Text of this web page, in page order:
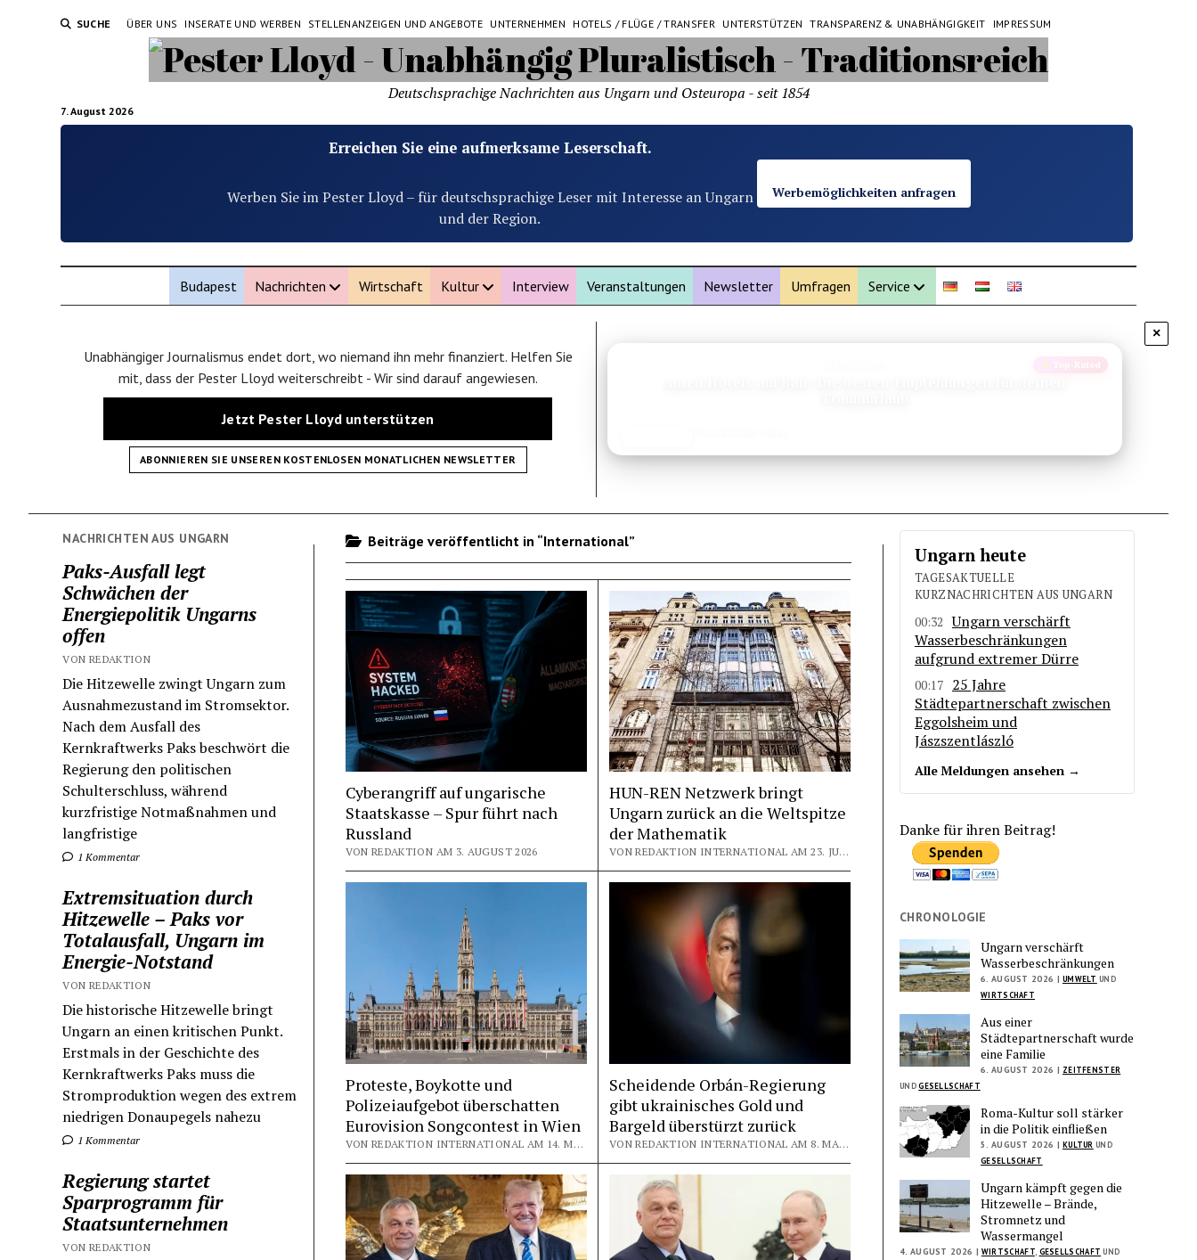
SUCHE ÜBER UNS INSERATE UND WERBEN STELLENANZEIGEN UND ANGEBOTE UNTERNEHMEN HOTELS / FLÜGE / TRANSFER UNTERSTÜTZEN TRANSPARENZ & UNABHÄNGIGKEIT IMPRESSUM
7. August 2026
Deutschsprachige Nachrichten aus Ungarn und Osteuropa - seit 1854
Erreichen Sie eine aufmerksame Leserschaft.
Werben Sie im Pester Lloyd – für deutschsprachige Leser mit Interesse an Ungarn
und der Region.
Werbemöglichkeiten anfragen
Budapest Nachrichten Wirtschaft Kultur Interview Veranstaltungen Newsletter Umfragen Service
×
Unabhängiger Journalismus endet dort, wo niemand ihn mehr finanziert. Helfen Sie
mit, dass der Pester Lloyd weiterschreibt - Wir sind darauf angewiesen.
Jetzt Pester Lloyd unterstützen
ABONNIEREN SIE UNSEREN KOSTENLOSEN MONATLICHEN NEWSLETTER
Top-Rated
NACHRICHTEN AUS UNGARN
Paks-Ausfall legt
Schwächen der
Energiepolitik Ungarns
offen
VON REDAKTION
Die Hitzewelle zwingt Ungarn zum
Ausnahmezustand im Stromsektor.
Nach dem Ausfall des
Kernkraftwerks Paks beschwört die
Regierung den politischen
Schulterschluss, während
kurzfristige Notmaßnahmen und
langfristige
1 Kommentar
Extremsituation durch
Hitzewelle – Paks vor
Totalausfall, Ungarn im
Energie-Notstand
VON REDAKTION
Die historische Hitzewelle bringt
Ungarn an einen kritischen Punkt.
Erstmals in der Geschichte des
Kernkraftwerks Paks muss die
Stromproduktion wegen des extrem
niedrigen Donaupegels nahezu
1 Kommentar
Regierung startet
Sparprogramm für
Staatsunternehmen
VON REDAKTION
Beiträge veröffentlicht in “International”
Cyberangriff auf ungarische
Staatskasse – Spur führt nach
Russland
VON REDAKTION AM 3. AUGUST 2026
HUN-REN Netzwerk bringt
Ungarn zurück an die Weltspitze
der Mathematik
VON REDAKTION INTERNATIONAL AM 23. JULI 2026
Proteste, Boykotte und
Polizeiaufgebot überschatten
Eurovision Songcontest in Wien
VON REDAKTION INTERNATIONAL AM 14. MAI 2026
Scheidende Orbán-Regierung
gibt ukrainisches Gold und
Bargeld überstürzt zurück
VON REDAKTION INTERNATIONAL AM 8. MAI 2026
Ungarn heute
TAGESAKTUELLE
KURZNACHRICHTEN AUS UNGARN
00:32
Ungarn verschärft
Wasserbeschränkungen
aufgrund extremer Dürre
00:17
25 Jahre
Städtepartnerschaft zwischen
Eggolsheim und
Jászszentlászló
Alle Meldungen ansehen →
Danke für ihren Beitrag!
CHRONOLOGIE
Ungarn verschärft
Wasserbeschränkungen
6. AUGUST 2026 | UMWELT UND
WIRTSCHAFT
Aus einer
Städtepartnerschaft wurde
eine Familie
6. AUGUST 2026 | ZEITFENSTER
UNDGESELLSCHAFT
Roma-Kultur soll stärker
in die Politik einfließen
5. AUGUST 2026 | KULTUR UND
GESELLSCHAFT
Ungarn kämpft gegen die
Hitzewelle – Brände,
Stromnetz und
Wassermangel
4. AUGUST 2026 | WIRTSCHAFT, GESELLSCHAFT UND